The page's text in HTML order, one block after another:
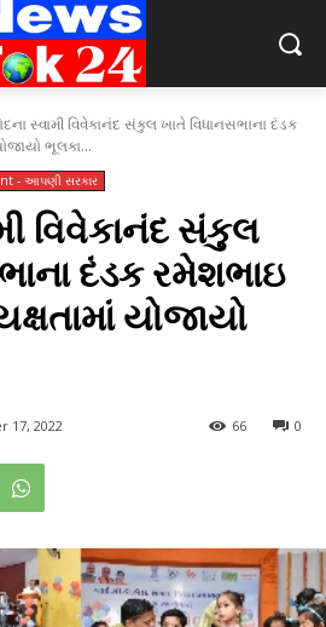
સ્વામી વિવેકાનંદ સંકુલ ખાતે વિધાનસભાના દંડક
ભૂલકા...
- આપણી સરકાર
વિવેકાનંદ સંકુલ
દંડક રમેશભાઇ
યોજાયો
17, 2022 0
66